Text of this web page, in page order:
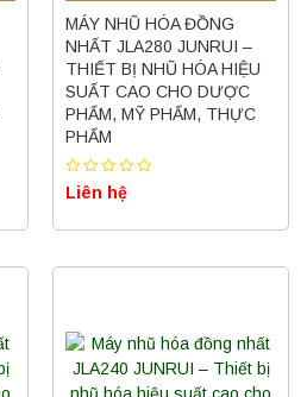
MÁY NHŨ HÓA ĐỒNG
NHẤT JLA280 JUNRUI –
THIẾT BỊ NHŨ HÓA HIỆU
SUẤT CAO CHO DƯỢC
PHẨM, MỸ PHẨM, THỰC
PHẨM
Liên hệ